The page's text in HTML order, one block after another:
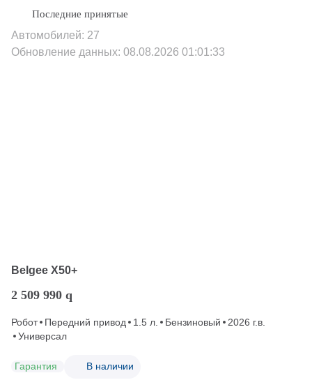
Автомобилей: 27
Обновление данных: 08.08.2026 01:01:33
Belgee X50+
2 509 990 q
Робот Передний привод 1.5 л. Бензиновый
2026 г.в.
Универсал
Гарантия В наличии